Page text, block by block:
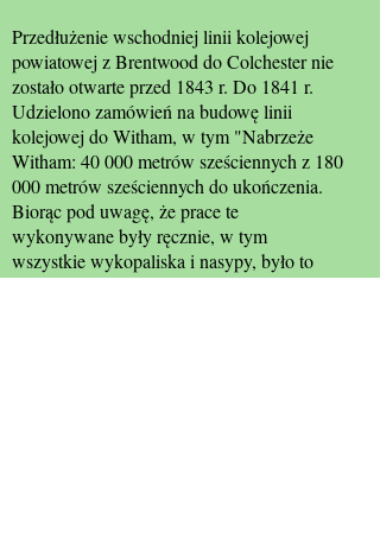
Przedłużenie wschodniej linii kolejowej
powiatowej z Brentwood do Colchester nie
zostało otwarte przed 1843 r. Do 1841 r.
Udzielono zamówień na budowę linii
kolejowej do Witham, w tym "Nabrzeże
Witham: 40 000 metrów sześciennych z 180
000 metrów sześciennych do ukończenia.
Biorąc pod uwagę, że prace te
wykonywane były ręcznie, w tym
wszystkie wykopaliska i nasypy, było to
naprawdę ogromne przedsięwzięcie i